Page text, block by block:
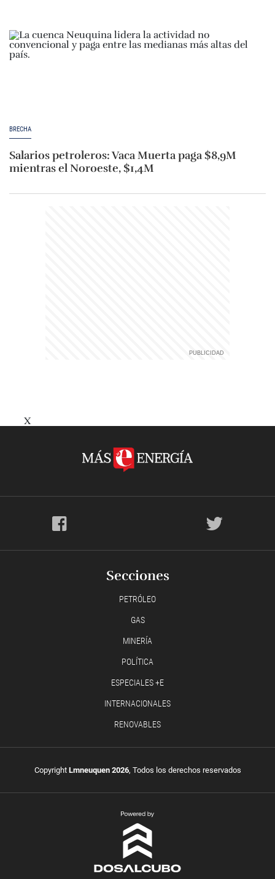
BRECHA
Salarios petroleros: Vaca Muerta paga $8,9M
mientras el Noroeste, $1,4M
X
Secciones
PETRÓLEO
GAS
MINERÍA
POLÍTICA
ESPECIALES +E
INTERNACIONALES
RENOVABLES
Copyright Lmneuquen 2026, Todos los derechos reservados